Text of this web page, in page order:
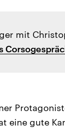
mit
eine gute